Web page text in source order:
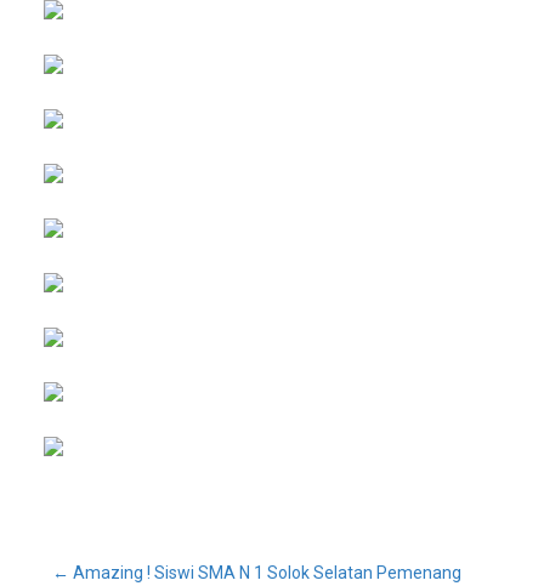
← Amazing ! Siswi SMA N 1 Solok Selatan Pemenang